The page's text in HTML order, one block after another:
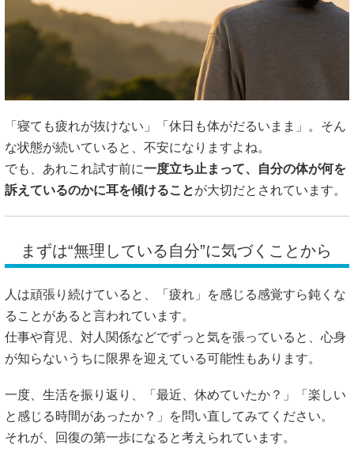
「寝ても疲れが抜けない」「休日も体がだるいまま」。そん
な状態が続いていると、不安になりますよね。
でも、あれこれ試す前に一度立ち止まって、自分の体が何を
訴えているのかに耳を傾けることが大切だとされています。
まずは“無理している自分”に気づくことから
人は頑張り続けていると、「疲れ」を感じる感覚すら鈍くな
ることがあると言われています。
仕事や育児、対人関係などでずっと気を張っていると、心身
が知らないうちに限界を迎えている可能性もあります。
一度、生活を振り返り、「最近、休めていたか？」「楽しい
と感じる時間があったか？」を問い直してみてください。
それが、回復の第一歩になると考えられています。